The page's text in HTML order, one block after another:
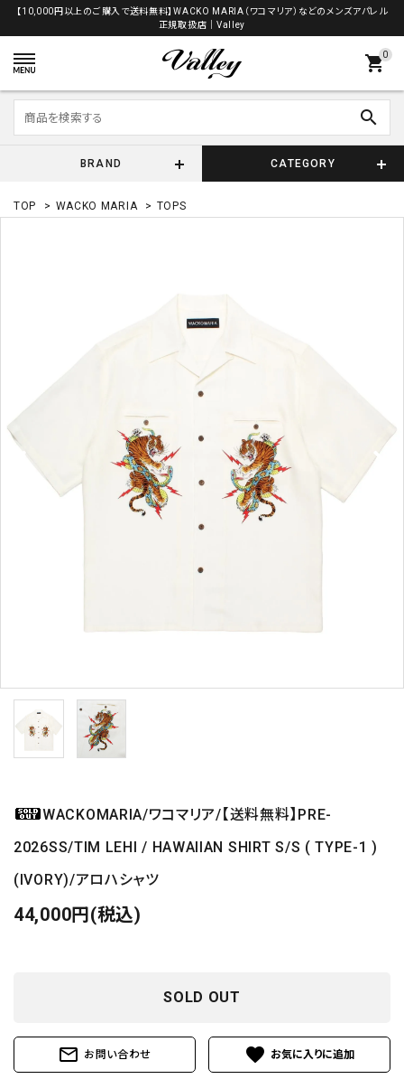
【10,000円以上のご購入で送料無料】WACKO MARIA（ワコマリア）などのメンズアパレル
正規取扱店│Valley
0
shopping_cart
search
BRAND CATEGORY
TOP > WACKO MARIA > TOPS
WACKOMARIA/ワコマリア/【送料無料】PRE-
2026SS/TIM LEHI / HAWAIIAN SHIRT S/S ( TYPE-1 )
(IVORY)/アロハシャツ
44,000円(税込)
SOLD OUT
mail_outline お問い合わせ favorite